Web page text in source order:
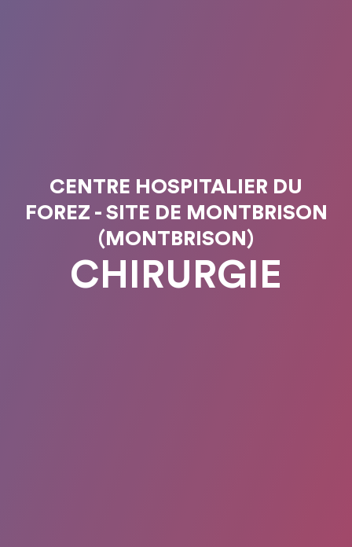
CENTRE HOSPITALIER DU
FOREZ - SITE DE MONTBRISON
(MONTBRISON)
CHIRURGIE